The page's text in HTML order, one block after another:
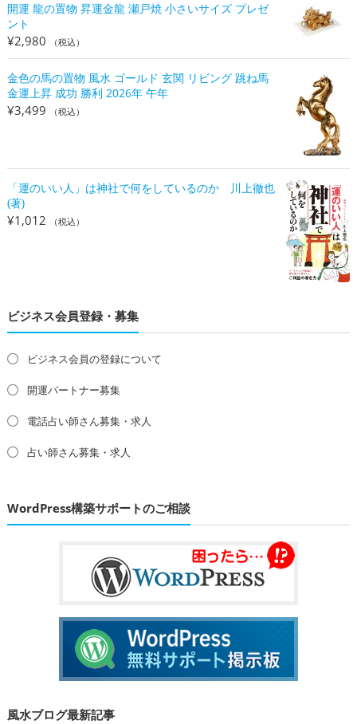
開運 龍の置物 昇運金龍 瀬戸焼 小さいサイズ プレゼ
ント
¥2,980 （税込）
金色の馬の置物 風水 ゴールド 玄関 リビング 跳ね馬
金運上昇 成功 勝利 2026年 午年
¥3,499 （税込）
「運のいい人」は神社で何をしているのか 川上徹也
(著)
¥1,012 （税込）
ビジネス会員登録・募集
ビジネス会員の登録について
開運パートナー募集
電話占い師さん募集・求人
占い師さん募集・求人
WordPress構築サポートのご相談
風水ブログ最新記事